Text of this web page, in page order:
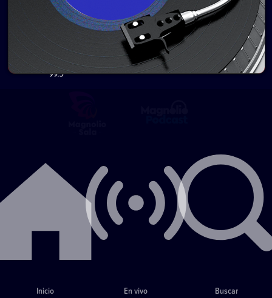
Inicio En vivo Buscar